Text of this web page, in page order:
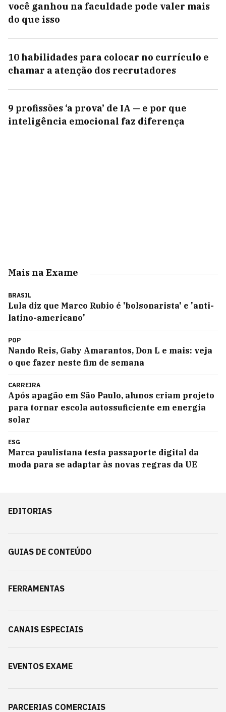
você ganhou na faculdade pode valer mais
do que isso
10 habilidades para colocar no currículo e
chamar a atenção dos recrutadores
9 profissões ‘a prova’ de IA — e por que
inteligência emocional faz diferença
Mais na Exame
BRASIL
Lula diz que Marco Rubio é 'bolsonarista' e 'anti-
latino-americano'
POP
Nando Reis, Gaby Amarantos, Don L e mais: veja
o que fazer neste fim de semana
CARREIRA
Após apagão em São Paulo, alunos criam projeto
para tornar escola autossuficiente em energia
solar
ESG
Marca paulistana testa passaporte digital da
moda para se adaptar às novas regras da UE
EDITORIAS
GUIAS DE CONTEÚDO
FERRAMENTAS
CANAIS ESPECIAIS
EVENTOS EXAME
PARCERIAS COMERCIAIS